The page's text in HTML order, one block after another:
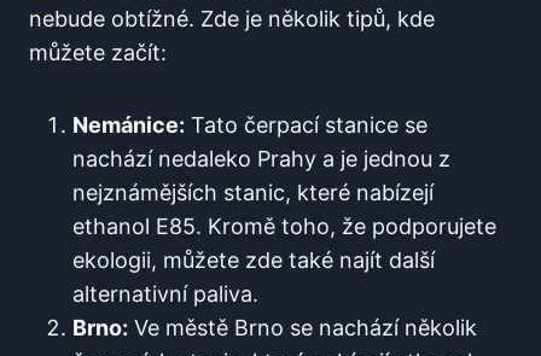
nebude obtížné. Zde je ‌několik tipů, kde
můžete začít:
Nemánice: Tato čerpací stanice se
nachází nedaleko Prahy a⁣ je jednou z⁣
nejznámějších ​stanic,​ které nabízejí
ethanol E85. Kromě ⁣toho, že podporujete
ekologii, můžete zde také⁢ najít další
⁣alternativní paliva.
Brno: Ve městě⁤ Brno se ‍nachází několik⁤